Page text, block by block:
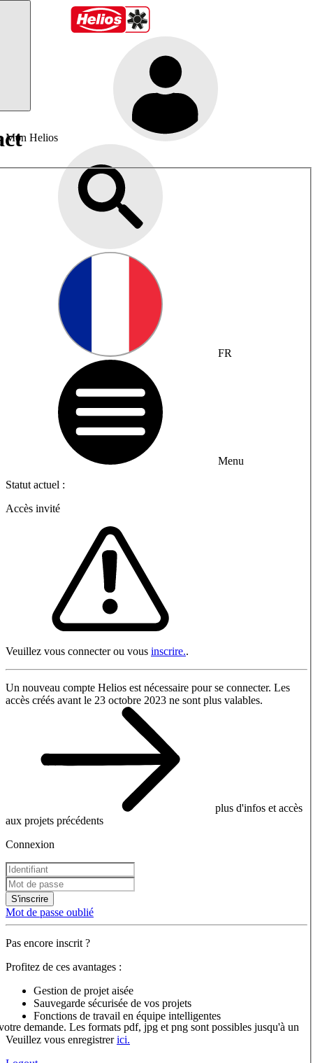
Mon Helios
FR
Menu
Statut actuel :
Accès invité
Veuillez vous connecter ou vous inscrire..
Un nouveau compte Helios est nécessaire pour se connecter. Les
accès créés avant le 23 octobre 2023 ne sont plus valables.
plus d'infos et accès
aux projets précédents
Connexion
S'inscrire
Mot de passe oublié
Pas encore inscrit ?
Profitez de ces avantages :
Gestion de projet aisée
Sauvegarde sécurisée de vos projets
Fonctions de travail en équipe intelligentes
Veuillez vous enregistrerici.
demande. Les formats pdf, jpg et png sont possibles jusqu'à un